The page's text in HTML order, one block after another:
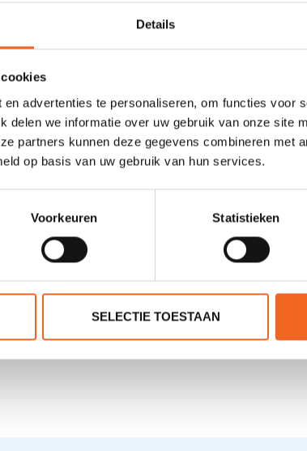
Details
advertenties te personaliseren, om functies voor
delen we informatie over uw gebruik van onze site
partners kunnen deze gegevens combineren met
op basis van uw gebruik van hun services.
Voorkeuren Statistieken
SELECTIE TOESTAAN
geproduceerd. De Wizard is bij ons alleen
is een evolutie van klassiekers uit het verleden om
206 cm
66.5 cm
t.b.c.